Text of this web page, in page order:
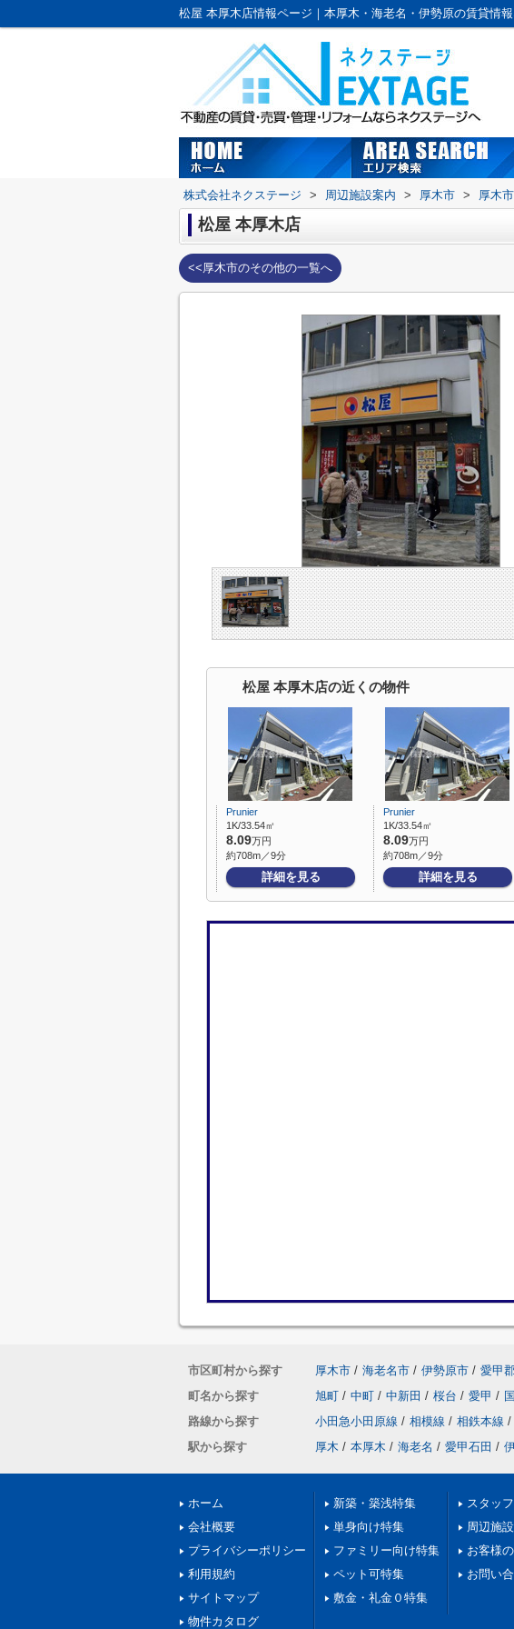
株式会社ネクステージ > 周辺施設案内 > 厚木市 > 厚木
松屋 本厚木店
<<厚木市のその他の一覧へ
松屋 本厚木店の近くの物件
Prunier
1K/33.54㎡
8.09万円
約708m／9分
詳細を見る
Prunier
1K/33.54㎡
8.09万円
約708m／9分
詳細を見る
市区町村から探す 厚木市 / 海老名市 / 伊勢原市 / 愛甲
町名から探す
旭町 / 中町 / 中新田 / 桜台 / 愛甲 /
路線から探す
小田急小田原線 / 相模線 / 相鉄本線 /
駅から探す
厚木 / 本厚木 / 海老名 / 愛甲石田 /
ホーム
会社概要
プライバシーポリシー
利用規約
サイトマップ
物件カタログ
新築・築浅特集
単身向け特集
ファミリー向け特集
ペット可特集
敷金・礼金０特集
スタッ
周辺施
お客様
お問い